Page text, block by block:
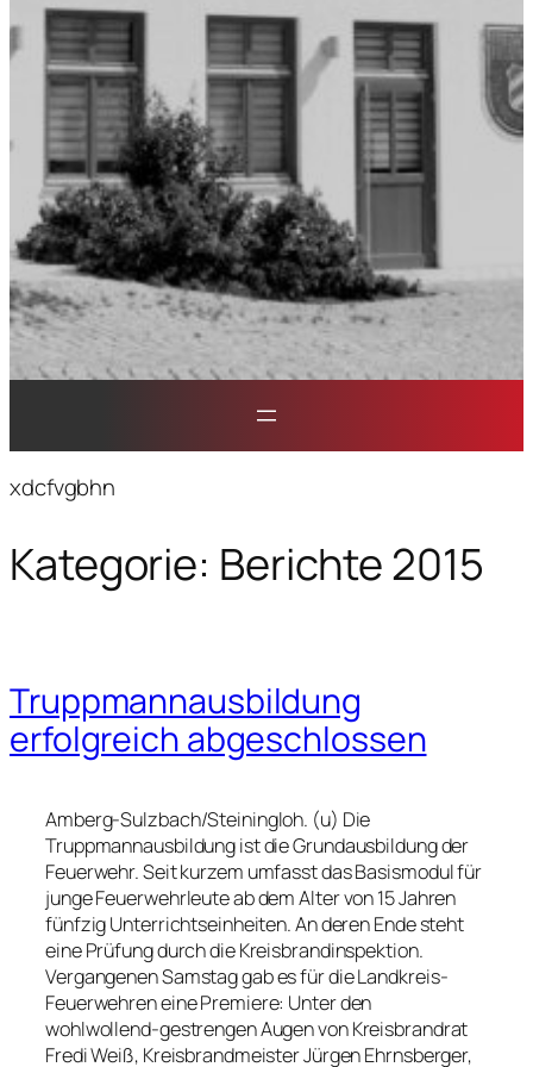
xdcfvgbhn
Kategorie: Berichte 2015
Truppmannausbildung
erfolgreich abgeschlossen
Amberg-Sulzbach/Steiningloh. (u) Die
Truppmannausbildung ist die Grundausbildung der
Feuerwehr. Seit kurzem umfasst das Basismodul für
junge Feuerwehrleute ab dem Alter von 15 Jahren
fünfzig Unterrichtseinheiten. An deren Ende steht
eine Prüfung durch die Kreisbrandinspektion.
Vergangenen Samstag gab es für die Landkreis-
Feuerwehren eine Premiere: Unter den
wohlwollend-gestrengen Augen von Kreisbrandrat
Fredi Weiß, Kreisbrandmeister Jürgen Ehrnsberger,